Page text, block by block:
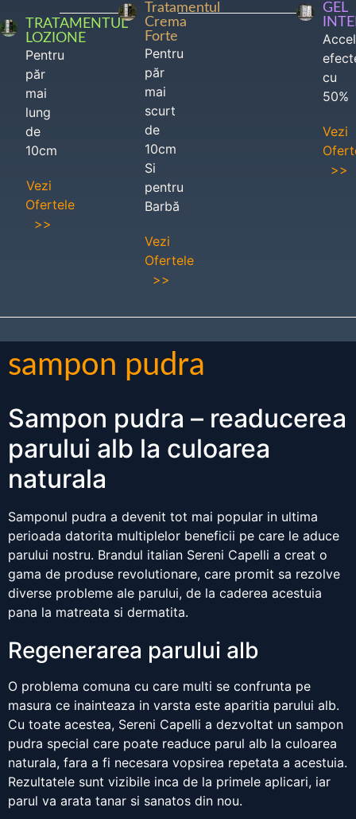
TRATAMENTUL
LOZIONE
Pentru
păr
mai
lung
de
10cm
Vezi
Ofertele
>>
Tratamentul
Crema
Forte
Pentru
păr
mai
scurt
de
10cm
Si
pentru
Barbă
Vezi
Ofertele
>>
GEL
cu
50%
Vezi
>>
sampon pudra
Sampon pudra – readucerea
parului alb la culoarea
naturala
Samponul pudra a devenit tot mai popular in ultima
perioada datorita multiplelor beneficii pe care le aduce
parului nostru. Brandul italian Sereni Capelli a creat o
gama de produse revolutionare, care promit sa rezolve
diverse probleme ale parului, de la caderea acestuia
pana la matreata si dermatita.
Regenerarea parului alb
O problema comuna cu care multi se confrunta pe
masura ce inainteaza in varsta este aparitia parului alb.
Cu toate acestea, Sereni Capelli a dezvoltat un sampon
pudra special care poate readuce parul alb la culoarea
naturala, fara a fi necesara vopsirea repetata a acestuia.
Rezultatele sunt vizibile inca de la primele aplicari, iar
parul va arata tanar si sanatos din nou.